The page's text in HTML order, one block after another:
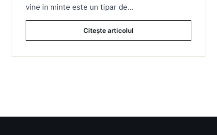
vine in minte este un tipar de…
Citește articolul